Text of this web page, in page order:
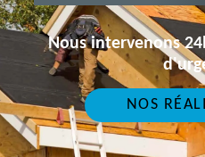
Nous intervenons
NOS